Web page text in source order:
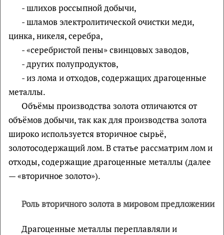
- шлихов россыпной добычи,
- шламов электролитической очистки меди,
цинка, никеля, серебра,
- «серебристой пены» свинцовых заводов,
- других полупродуктов,
- из лома и отходов, содержащих драгоценные
металлы.
Объёмы производства золота отличаются от
объёмов добычи, так как для производства золота
широко используется вторичное сырьё,
золотосодержащий лом. В статье рассматрим лом и
отходы, содержащие драгоценные металлы (далее
— «вторичное золото»).
Роль вторичного золота в мировом предложении
Драгоценные металлы переплавляли и